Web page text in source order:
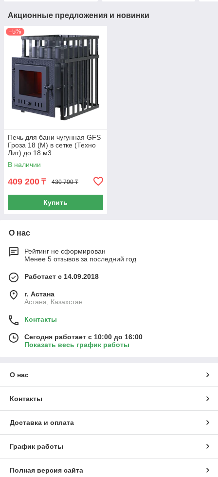
Акционные предложения и новинки
–5%
Печь для бани чугунная GFS
Гроза 18 (М) в сетке (Техно
Лит) до 18 м3
В наличии
409 200 ₸ 430 700 ₸
Купить
О нас
Рейтинг не сформирован
Менее 5 отзывов за последний год
Работает с 14.09.2018
г. Астана
Астана, Казахстан
Контакты
Сегодня работает с 10:00 до 16:00
Показать весь график работы
О нас
Контакты
Доставка и оплата
График работы
Полная версия сайта